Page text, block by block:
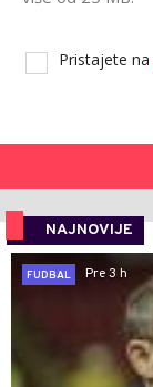
Pristajete na
NAJNOVIJE
FUDBAL
Pre 3 h